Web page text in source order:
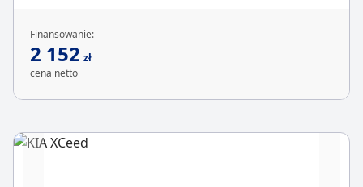
Finansowanie:
2 152 zł
cena netto